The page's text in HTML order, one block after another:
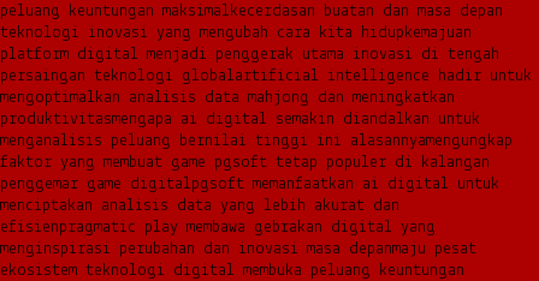
peluang keuntungan maksimal kecerdasan buatan dan masa depan
teknologi inovasi yang mengubah cara kita hidup kemajuan
platform digital menjadi penggerak utama inovasi di tengah
persaingan teknologi globalartificial intelligence hadir untuk
mengoptimalkan analisis data mahjong dan meningkatkan
produktivitasmengapa ai digital semakin diandalkan untuk
menganalisis peluang bernilai tinggi ini alasannyamengungkap
faktor yang membuat game pgsoft tetap populer di kalangan
penggemar game digitalpgsoft memanfaatkan ai digital untuk
menciptakan analisis data yang lebih akurat dan
efisienpragmatic play membawa gebrakan digital yang
menginspirasi perubahan dan inovasi masa depanmaju pesat
ekosistem teknologi digital membuka peluang keuntungan